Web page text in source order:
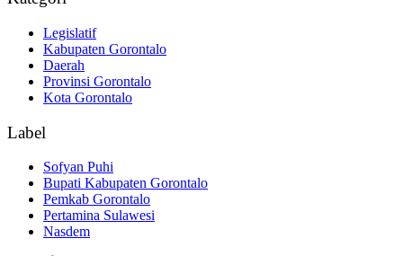
Legislatif
Kabupaten Gorontalo
Daerah
Provinsi Gorontalo
Kota Gorontalo
Label
Sofyan Puhi
Bupati Kabupaten Gorontalo
Pemkab Gorontalo
Pertamina Sulawesi
Nasdem